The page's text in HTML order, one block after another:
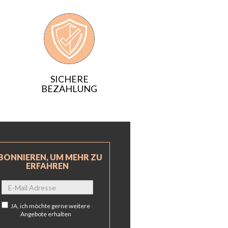
SICHERE
BEZAHLUNG
UM MEHR ZU
ERFAHREN
JA,ich möchte gerne weitere
Angebote erhalten